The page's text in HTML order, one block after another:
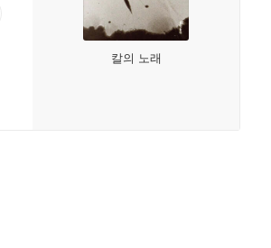
칼의 노래